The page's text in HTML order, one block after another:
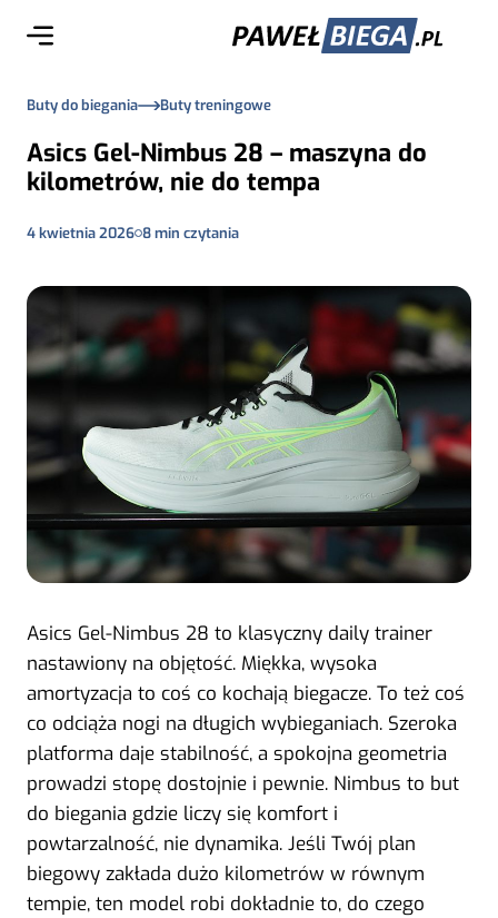
Buty do biegania Buty treningowe
Asics Gel-Nimbus 28 – maszyna do
kilometrów, nie do tempa
4 kwietnia 2026 8min czytania
Asics Gel-Nimbus 28 to klasyczny daily trainer
nastawiony na objętość. Miękka, wysoka
amortyzacja to coś co kochają biegacze. To też coś
co odciąża nogi na długich wybieganiach. Szeroka
platforma daje stabilność, a spokojna geometria
prowadzi stopę dostojnie i pewnie. Nimbus to but
do biegania gdzie liczy się komfort i
powtarzalność, nie dynamika. Jeśli Twój plan
biegowy zakłada dużo kilometrów w równym
tempie, ten model robi dokładnie to, do czego